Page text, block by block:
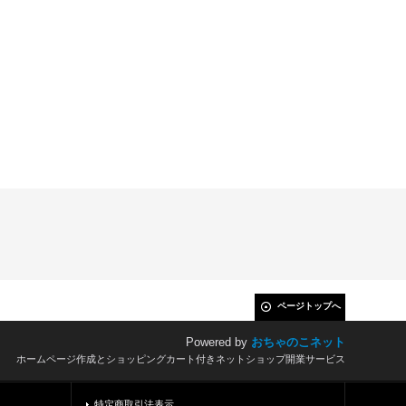
ページトップへ
Powered by おちゃのこネット
ホームページ作成とショッピングカート付きネットショップ開業サービス